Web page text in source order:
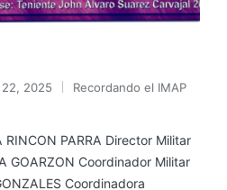
22, 2025
Recordando el IMAP
PARRA Director Militar
GOARZON Coordinador Militar
Coordinadora